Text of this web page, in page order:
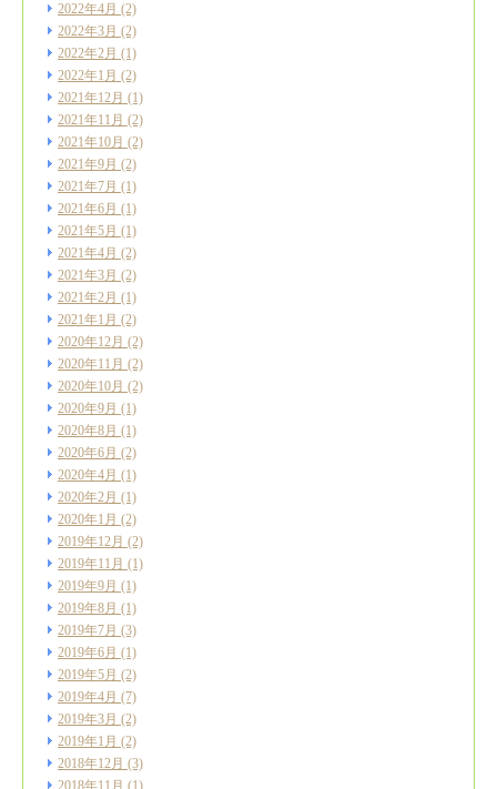
2022年4月 (2)
2022年3月 (2)
2022年2月 (1)
2022年1月 (2)
2021年12月 (1)
2021年11月 (2)
2021年10月 (2)
2021年9月 (2)
2021年7月 (1)
2021年6月 (1)
2021年5月 (1)
2021年4月 (2)
2021年3月 (2)
2021年2月 (1)
2021年1月 (2)
2020年12月 (2)
2020年11月 (2)
2020年10月 (2)
2020年9月 (1)
2020年8月 (1)
2020年6月 (2)
2020年4月 (1)
2020年2月 (1)
2020年1月 (2)
2019年12月 (2)
2019年11月 (1)
2019年9月 (1)
2019年8月 (1)
2019年7月 (3)
2019年6月 (1)
2019年5月 (2)
2019年4月 (7)
2019年3月 (2)
2019年1月 (2)
2018年12月 (3)